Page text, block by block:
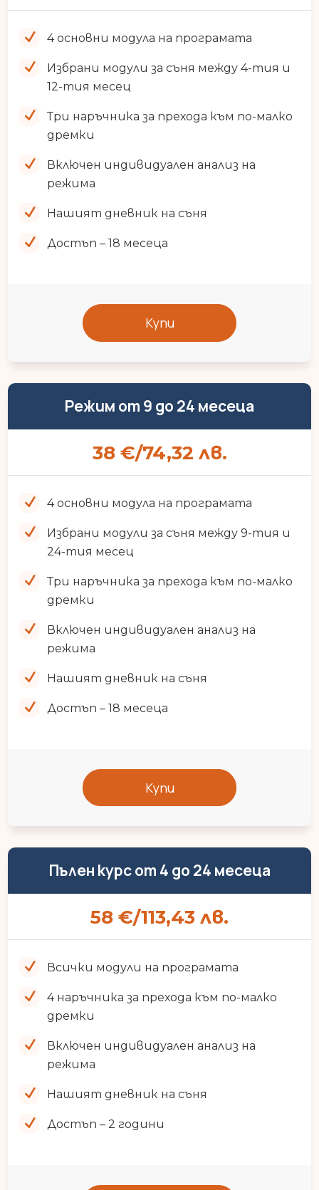
4 основни модула на програмата
Избрани модули за съня между 4-тия и
12-тия месец
Три наръчника за прехода към по-малко
дремки
Включен индивидуален анализ на
режима
Нашият дневник на съня
Достъп – 18 месеца
Купи
Режим от 9 до 24 месеца
38 €/74,32 лв.
4 основни модула на програматa
Избрани модули за съня между 9-тия и
24-тия месец
Три наръчника за прехода към по-малко
дремки
Включен индивидуален анализ на
режима
Нашият дневник на съня
Достъп – 18 месеца
Купи
Пълен курс oт 4 до 24 месеца
58 €/113,43 лв.
Всички модули на програмата
4 наръчника за прехода към по-малко
дремки
Включен индивидуален анализ на
режима
Нашият дневник на съня
Достъп – 2 години